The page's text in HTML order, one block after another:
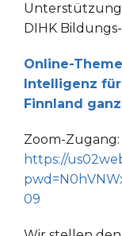
Unterstützung
DIHK
Online-
Intelligenz für
Finnland
Zoom-Zugang:
https://
09